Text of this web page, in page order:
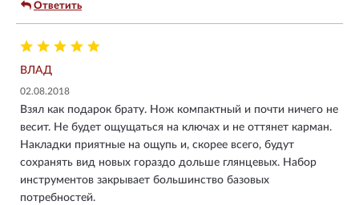
Ответить
ВЛАД
02.08.2018
Взял как подарок брату. Нож компактный и почти ничего не
весит. Не будет ощущаться на ключах и не оттянет карман.
Накладки приятные на ощупь и, скорее всего, будут
сохранять вид новых гораздо дольше глянцевых. Набор
инструментов закрывает большинство базовых
потребностей.